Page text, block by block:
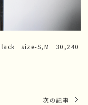
size-S,M 30,240
次の記事